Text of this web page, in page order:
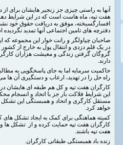
آنها به راستی چیزی جز زنجیر هایشان برای از
هفت تپه، ماه هاست است که در این شرایط
افسارگسیخته، موفق به دریافت حقوق خود
دفترچه های تامین اجتماعی آنها تمدید نگردیده
صاحبان چپاولگر و رانت خوار این مجموعه که
گروگان گرفتن زندگی و معیشت هزاران
دارند.
حاکمیت سرمایه اما به جای پاسخگویی به
راه حل را در تهدید، ارعاب و دستگیری آن ها می
کارگران هفت تپه و کل هم طبقه ای هایشان
این شرایط فلاکت بار جز با اتحاد و انسجام
مستقل کارگری و اتحاد و همبستگی این تشکل
خواهد کرد.
کمیته هماهنگی برای کمک به ایجاد تشکل های
کارگران هفت تپه حمایت کرده و از تشکل
هفت تپه باشند.
زنده باد همبستگی طبقاتی کارگران.